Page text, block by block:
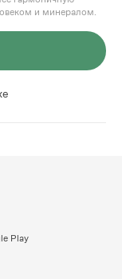
и минералом.
Play